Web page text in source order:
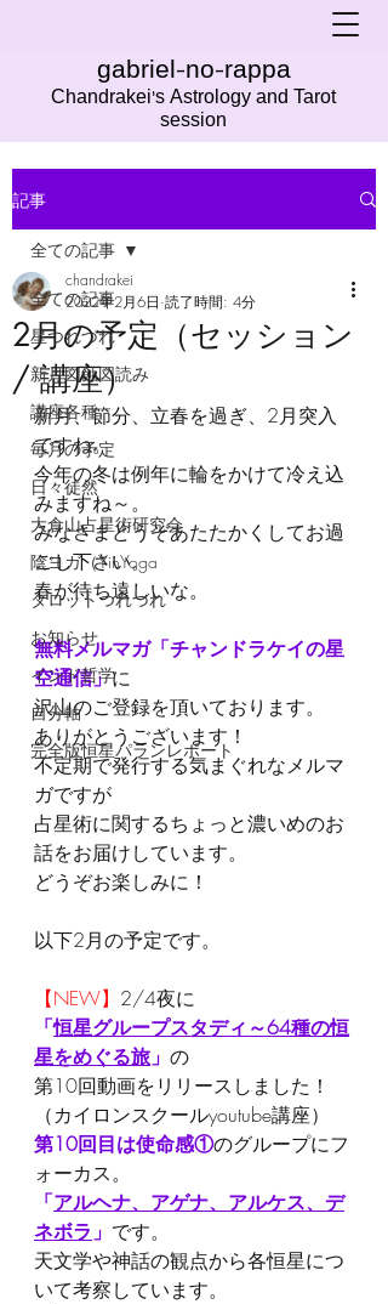
gabriel-no-rappa
Chandrakei's Astrology and Tarot
session
記事
全ての記事
星つれづれ
新月図蝕図読み
講座各種
毎月の予定
日々徒然
大倉山占星術研究会
陰ヨガ（YinYoga
タロットつれづれ
お知らせ
インド哲学
自分軸
完全版恒星パランレポート
全ての記事
2月の予定（セッション
/ 講座）
chandrakei
2022年2月6日 読了時間: 4分
新月、節分、立春を過ぎ、2月突入
ですね。
今年の冬は例年に輪をかけて冷え込
みますね～。
みなさまどうぞあたたかくしてお過
ごし下さい。
春が待ち遠しいな。
無料メルマガ「チャンドラケイの星
空通信」に
沢山のご登録を頂いております。
ありがとうございます！
不定期で発行する気まぐれなメルマ
ガですが
占星術に関するちょっと濃いめのお
話をお届けしています。
どうぞお楽しみに！
以下2月の予定です。
【NEW】 2/4夜に
「恒星グループスタディ～64種の恒
星をめぐる旅 」 の
第10回動画をリリースしました！
（カイロンスクールyoutube講座）
第10回目は使命感①のグループにフ
ォーカス。
「アルヘナ、アゲナ、アルケス、デ
ネボラ 」 です。
天文学や神話の観点から各恒星につ
いて考察しています。